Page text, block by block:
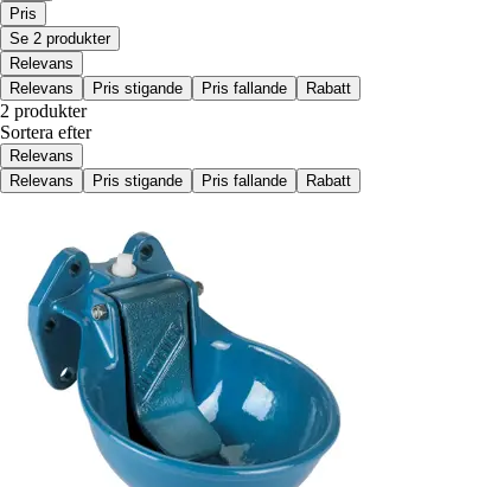
Pris
Se 2 produkter
Relevans
Relevans
Pris stigande Pris fallande Rabatt
2 produkter
Sortera efter
Relevans
Relevans
Pris stigande Pris fallande Rabatt